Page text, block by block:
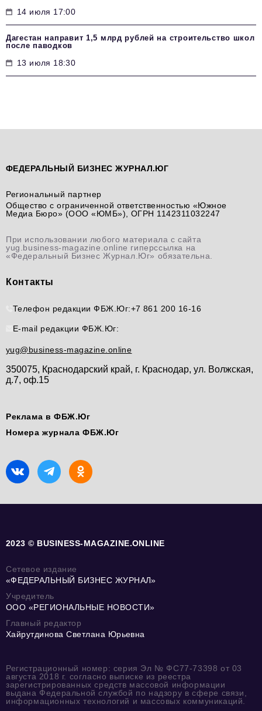
14 июля 17:00
Дагестан направит 1,5 млрд рублей на строительство школ
после паводков
13 июля 18:30
ФЕДЕРАЛЬНЫЙ БИЗНЕС ЖУРНАЛ.ЮГ
Региональный партнер
Общество с ограниченной ответственностью «Южное
Медиа Бюро» (ООО «ЮМБ»), ОГРН 1142311032247
При использовании любого материала с сайта
yug.business-magazine.online гиперссылка на
«Федеральный Бизнес Журнал.Юг» обязательна.
Контакты
Телефон редакции ФБЖ.Юг:+7 861 200 16-16
E-mail редакции ФБЖ.Юг:
yug@business-magazine.online
350075, Краснодарский край, г. Краснодар, ул. Волжская,
д.7, оф.15
Реклама в ФБЖ.Юг
Номера журнала ФБЖ.Юг
2023 © BUSINESS-MAGAZINE.ONLINE
Сетевое издание
«ФЕДЕРАЛЬНЫЙ БИЗНЕС ЖУРНАЛ»
Учредитель
ООО «РЕГИОНАЛЬНЫЕ НОВОСТИ»
Главный редактор
Хайрутдинова Светлана Юрьевна
Регистрационный номер: серия Эл № ФС77-73398 от 03
августа 2018 г. согласно выписке из реестра
зарегистрированных средств массовой информации
выдана Федеральной службой по надзору в сфере связи,
информационных технологий и массовых коммуникаций.